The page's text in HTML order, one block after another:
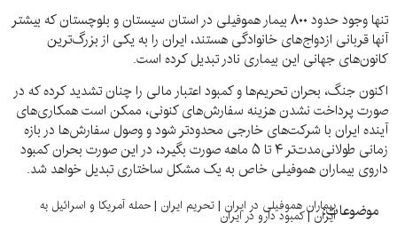
تنها وجود حدود ۸۰۰ بیمار هموفیلی در استان سیستان و بلوچستان که بیشتر
آنها قربانی ازدواج‌های خانوادگی هستند، ایران را به یکی از بزرگ‌ترین
کانون‌های جهانی این بیماری نادر تبدیل کرده است.
اکنون جنگ، بحران تحریم‌ها و کمبود اعتبار مالی را چنان تشدید کرده که در
صورت پرداخت نشدن هزینه سفارش‌های کنونی، ممکن است همکاری‌های
آینده ایران با شرکت‌های خارجی محدودتر شود و وصول سفارش‌ها در بازه
زمانی طولانی‌مدت‌تر ۴ تا ۵ ماهه صورت بگیرد، در این صورت بحران کمبود
داروی بیماران هموفیلی خاص به یک مشکل ساختاری تبدیل خواهد شد.
موضوعات:بیماران هموفیلی در ایران |تحریم ایران |حمله آمریکا و اسرائیل به
ایران|کمبود دارو در ایران